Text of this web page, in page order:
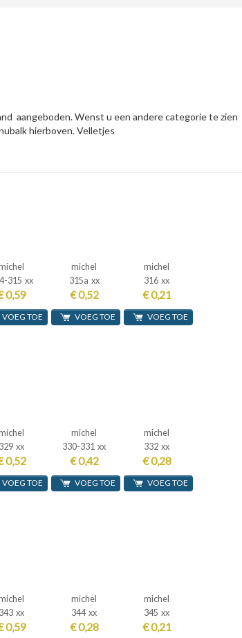
aangeboden. Wenst u een andere categorie te zien
hierboven. Velletjes
315 xx
0,59
VOEG TOE
michel
315a xx
€ 0,52
VOEG TOE
michel
316 xx
€ 0,21
VOEG TOE
329 xx
0,52
VOEG TOE
michel
330-331 xx
€ 0,42
VOEG TOE
michel
332 xx
€ 0,28
VOEG TOE
343 xx
0,59
michel
344 xx
€ 0,28
michel
345 xx
€ 0,21